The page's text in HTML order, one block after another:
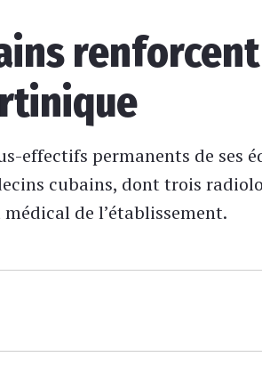
effectifs permanents de ses
cubains, dont trois
de l’établissement.